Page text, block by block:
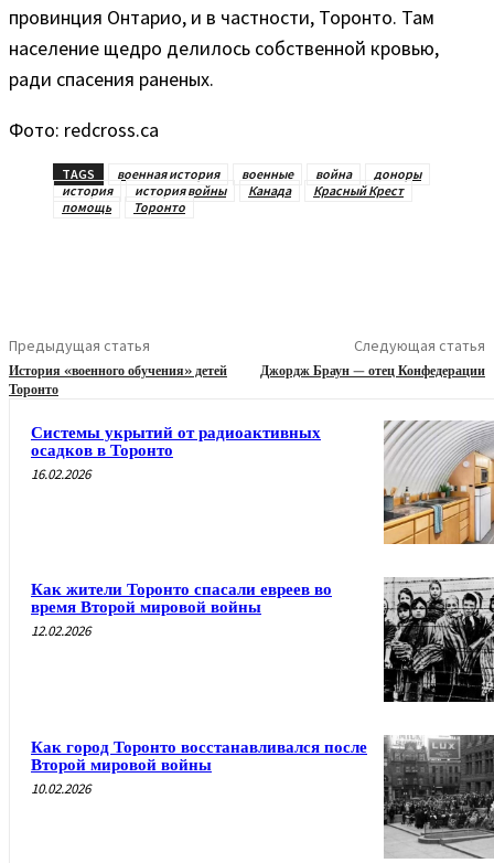
провинция Онтарио, и в частности, Торонто. Там
население щедро делилось собственной кровью,
ради спасения раненых.
Фото: redcross.ca
TAGS военная история военные война
доноры
история
история войны Канада
Красный Крест
помощь
Торонто
Предыдущая статья
История «военного обучения» детей
Торонто
Следующая статья
Джордж Браун — отец Конфедерации
Системы укрытий от радиоактивных
осадков в Торонто
16.02.2026
Как жители Торонто спасали евреев во
время Второй мировой войны
12.02.2026
Как город Торонто восстанавливался после
Второй мировой войны
10.02.2026